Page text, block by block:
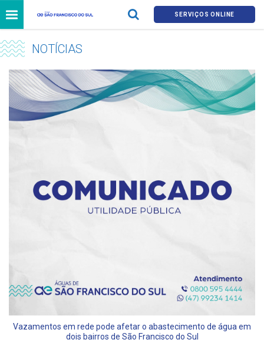
SERVIÇOS ONLINE
NOTÍCIAS
Vazamentos em rede pode afetar o abastecimento de água em
dois bairros de São Francisco do Sul